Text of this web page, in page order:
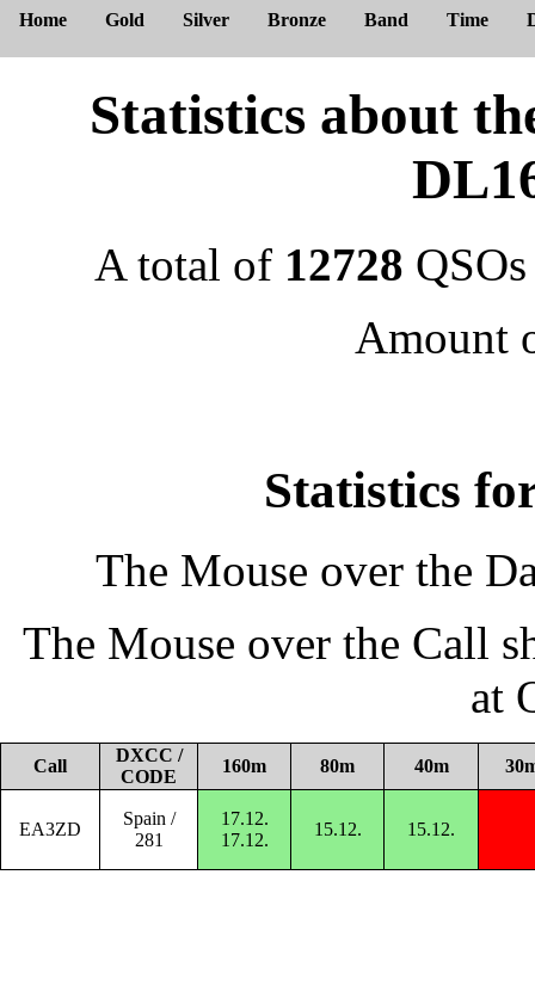
Home Gold Silver Bronze Band Time
Statistics about
A total of 12728
Amount
Statistics
The Mouse over the
The Mouse over the Call
at
Call
DXCC /
CODE
160m 80m 40m
EA3ZD
Spain /
281
17.12.
17.12.
15.12. 15.12.